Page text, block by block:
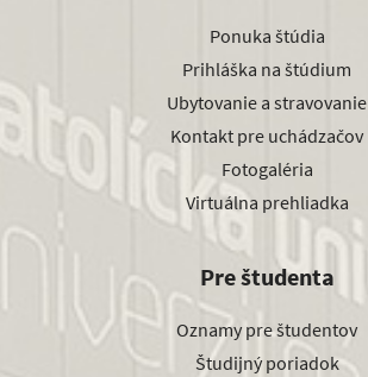
Ponuka štúdia
Prihláška na štúdium
Ubytovanie a stravovanie
Kontakt pre uchádzačov
Fotogaléria
Virtuálna prehliadka
Pre študenta
Oznamy pre študentov
Študijný poriadok